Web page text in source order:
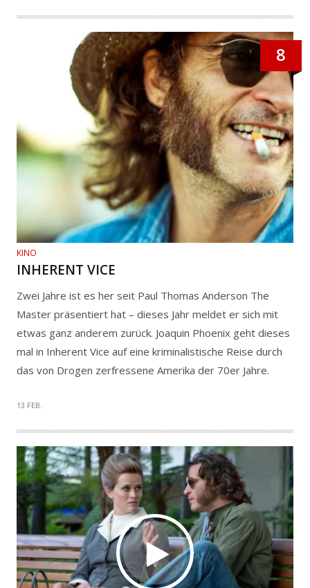
8
KINO
INHERENT VICE
Zwei Jahre ist es her seit Paul Thomas Anderson The
Master präsentiert hat – dieses Jahr meldet er sich mit
etwas ganz anderem zurück. Joaquin Phoenix geht dieses
mal in Inherent Vice auf eine kriminalistische Reise durch
das von Drogen zerfressene Amerika der 70er Jahre.
13 FEB.